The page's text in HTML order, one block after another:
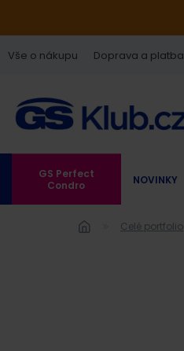
Vše o nákupu Doprava a platba
GS Perfect
Condro
NOVINKY
Celé portfolio